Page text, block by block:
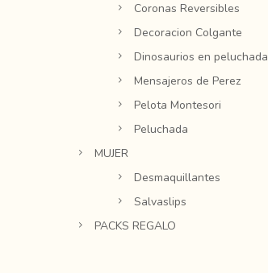
Coronas Reversibles
Decoracion Colgante
Dinosaurios en peluchada
Mensajeros de Perez
Pelota Montesori
Peluchada
MUJER
Desmaquillantes
Salvaslips
PACKS REGALO